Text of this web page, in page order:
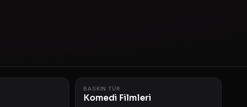
BASKIN TÜR
Komedi Filmleri